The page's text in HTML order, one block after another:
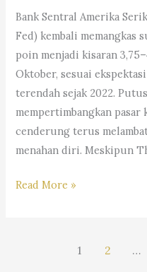
Andri
Marpaung,
S.H.
M.H.&
Partners
Bank Sentral Amerika
Fed) kembali memangkas
poin menjadi kisaran
Oktober, sesuai
terendah sejak 2022.
mempertimbangkan pasar
cenderung terus
menahan diri. Meskipun
#Trending:
Read More »
1 2 …